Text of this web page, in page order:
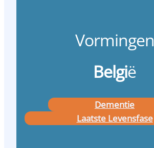
Vormingen
België
Dementie
Laatste Levensfase